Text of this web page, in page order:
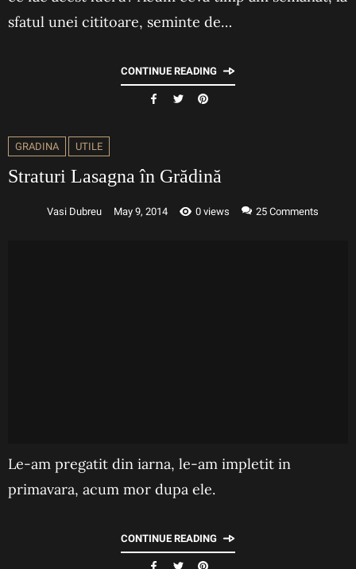
sfatul unei cititoare, seminte de…
CONTINUE READING
GRADINA UTILE
Straturi Lasagna în Grădină
Vasi Dubreu May 9, 2014 0 views 25 Comments
Le-am pregatit din iarna, le-am impletit in
primavara, acum mor dupa ele.
CONTINUE READING